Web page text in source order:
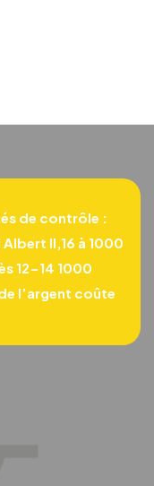
de contrôle :
II,16 à 1000
12-14 1000
l’argent coûte